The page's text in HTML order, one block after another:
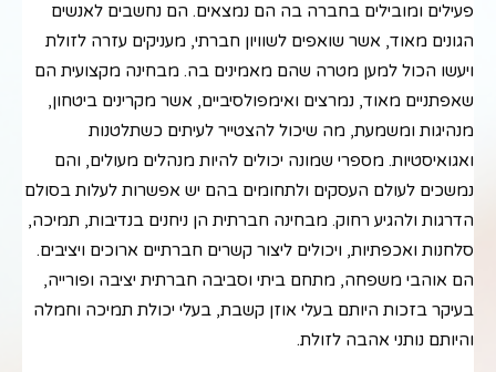
פעילים ומובילים בחברה בה הם נמצאים. הם נחשבים לאנשים
הגונים מאוד, אשר שואפים לשוויון חברתי, מעניקים עזרה לזולת
ויעשו הכול למען מטרה שהם מאמינים בה. מבחינה מקצועית הם
שאפתניים מאוד, נמרצים ואימפולסיביים, אשר מקרינים ביטחון,
מנהיגות ומשמעת, מה שיכול להצטייר לעיתים כשתלטנות
ואגואיסטיות. מספרי שמונה יכולים להיות מנהלים מעולים, והם
נמשכים לעולם העסקים ולתחומים בהם יש אפשרות לעלות בסולם
הדרגות ולהגיע רחוק. מבחינה חברתית הן ניחנים בנדיבות, תמיכה,
סלחנות ואכפתיות, ויכולים ליצור קשרים חברתיים ארוכים ויציבים.
הם אוהבי משפחה, מתחם ביתי וסביבה חברתית יציבה ופורייה,
בעיקר בזכות היותם בעלי אוזן קשבת, בעלי יכולת תמיכה וחמלה
והיותם נותני אהבה לזולת.